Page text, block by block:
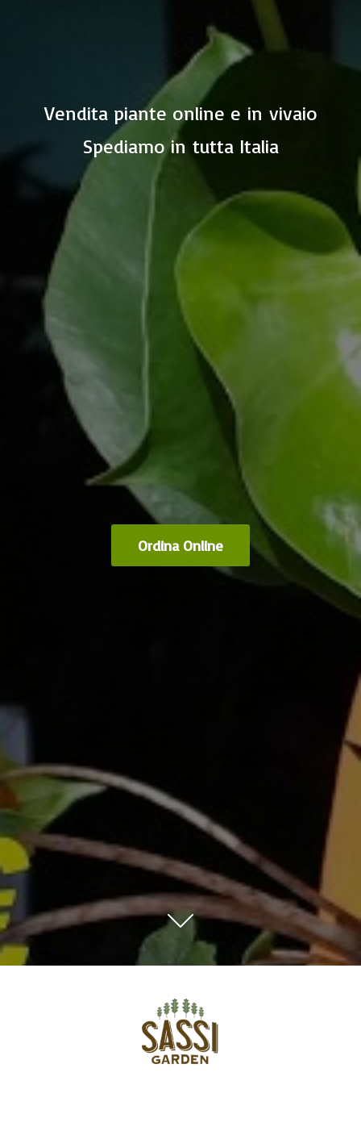
Vendita piante online e in vivaio
Spediamo in tutta Italia
Ordina Online